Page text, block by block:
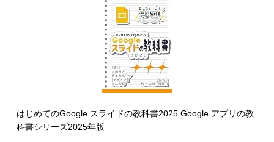
はじめてのGoogle スライドの教科書2025 Google アプリの教
科書シリーズ2025年版